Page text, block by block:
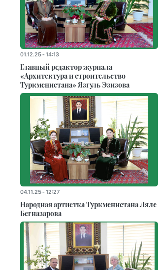
01.12.25 - 14:13
Главный редактор журнала
«Архитектура и строительство
Туркменистана» Язгуль Эзизова
04.11.25 - 12:27
Народная артистка Туркменистана Ляле
Бегназарова